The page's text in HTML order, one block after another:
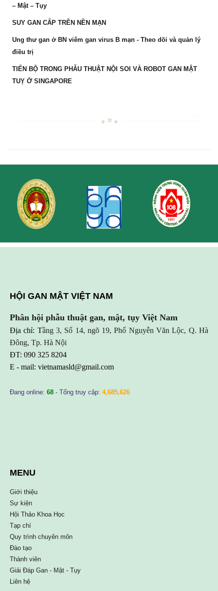
– Mật – Tụy
SUY GAN CẤP TRÊN NỀN MẠN
Ung thư gan ở BN viêm gan virus B mạn - Theo dõi và quản lý
điều trị
TIẾN BỘ TRONG PHẪU THUẬT NỘI SOI VÀ ROBOT GAN MẬT
TUỴ Ở SINGAPORE
HỘI GAN MẬT VIỆT NAM
Phân hội phẫu thuật gan, mật, tụy Việt Nam
Địa chỉ: Tầng 3, Số 14, ngõ 19, Phố Nguyễn Văn Lộc, Q. Hà
Đông, Tp. Hà Nội
ĐT: 090 325 8204
E - mail: vietnamasld@gmail.com
Đang online: 68 - Tổng truy cập: 4,685,626
MENU
Giới thiệu
Sự kiện
Hội Thảo Khoa Học
Tạp chí
Quy trình chuyên môn
Đào tạo
Thành viên
Giải Đáp Gan - Mật - Tụy
Liên hệ